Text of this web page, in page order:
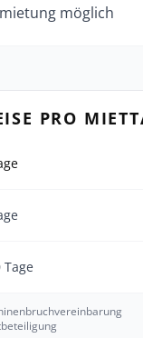
möglich
PRO
Tage